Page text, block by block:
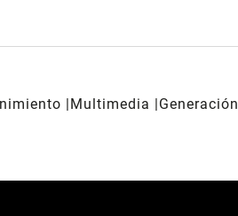
Multimedia
Generación